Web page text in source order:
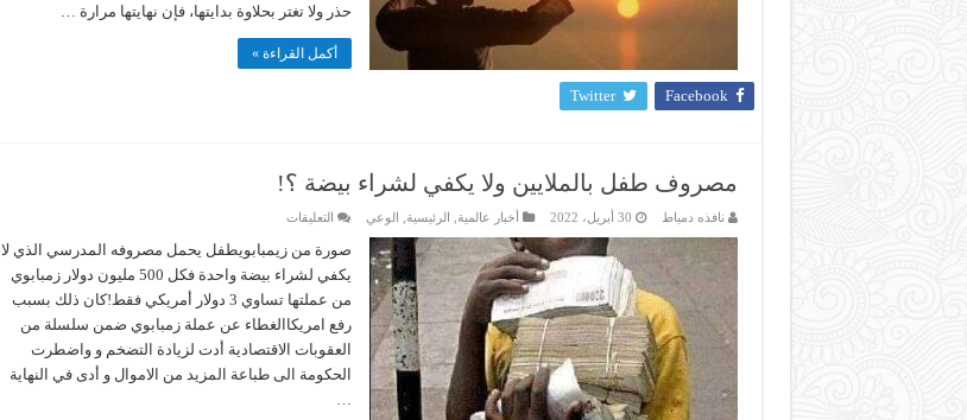
حذر ولا تغتر بحلاوة بدايتها، فإن نهايتها مرارة …
أكمل القراءة »
Facebook
Twitter
مصروف طفل بالملايين ولا يكفي لشراء بيضة ؟!
نافذه دمياط 30 أبريل، 2022 أخبار عالمية الرئيسية الوعي التعليقات
طفل
بالملايين
ولا
يكفي
لشراء
بيضة
مغلقة
‌‎صورة من ‎زيمبابويطفل يحمل مصروفه المدرسي الذي لا
يكفي لشراء بيضة واحدة فكل 500 مليون دولار زمبابوي
من عملتها تساوي 3 دولار أمريكي فقط!كان ذلك بسبب
رفع امريكاالغطاء عن عملة زمبابوي ضمن سلسلة من
العقوبات الاقتصادية أدت لزيادة التضخم و واضطرت
الحكومة الى طباعة المزيد من الاموال و أدى في النهاية